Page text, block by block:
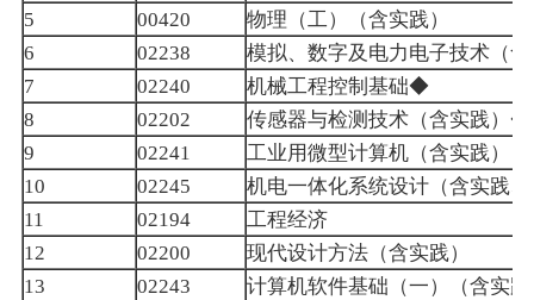
5 00420 物理（工）（含实践）
6 02238 模拟、数字及电力电子技术（
7 02240 机械工程控制基础◆
8 02202 传感器与检测技术（含实践）◆
9 02241 工业用微型计算机（含实践）
10 02245 机电一体化系统设计（含实践
11 02194 工程经济
12 02200 现代设计方法（含实践）
13 02243 计算机软件基础（一）（含实